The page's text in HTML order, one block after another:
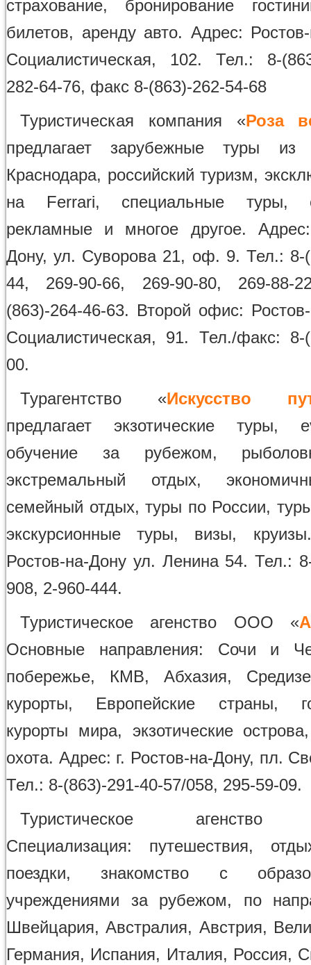
страхование, бронирование
билетов, аренду авто. Адрес:
Социалистическая, 102. Тел.: 8-
282-64-76, факс 8-(863)-262-54-68
Туристическая компания «Роза
предлагает зарубежные туры
Краснодара, российский туризм,
на Ferrari, специальные туры,
рекламные и многое другое.
Дону, ул. Суворова 21, оф. 9. Тел.: 8-
44, 269-90-66, 269-90-80, 269-
(863)-264-46-63. Второй офис:
Социалистическая, 91. Тел./факс: 8-
00.
Турагентство «Искусство
предлагает экзотические туры,
обучение за рубежом,
экстремальный отдых,
семейный отдых, туры по России,
экскурсионные туры, визы,
Ростов-на-Дону ул. Ленина 54. Тел.:
908, 2-960-444.
Туристическое агенство ООО «
Основные направления: Сочи и
побережье, КМВ, Абхазия,
курорты, Европейские страны,
курорты мира, экзотические
охота. Адрес: г. Ростов-на-Дону, пл.
Тел.: 8-(863)-291-40-57/058, 295-59-09.
Туристическое
Специализация: путешествия,
поездки, знакомство с
учреждениями за рубежом, по
Швейцария, Австралия, Австрия,
Германия, Испания, Италия, Россия,